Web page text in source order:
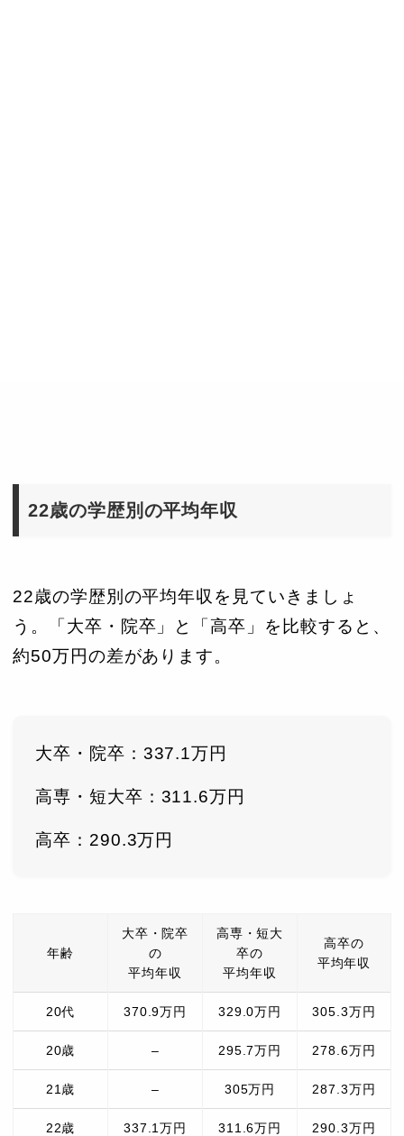
22歳の学歴別の平均年収
22歳の学歴別の平均年収を見ていきましょ
う。「大卒・院卒」と「高卒」を比較すると、
約50万円の差があります。
大卒・院卒：337.1万円
高専・短大卒：311.6万円
高卒：290.3万円
年齢
大卒・院卒
の
平均年収
高専・短大
卒の
平均年収
高卒の
平均年収
20代 370.9万円 329.0万円 305.3万円
20歳 – 295.7万円 278.6万円
21歳 – 305万円 287.3万円
22歳 337.1万円 311.6万円 290.3万円